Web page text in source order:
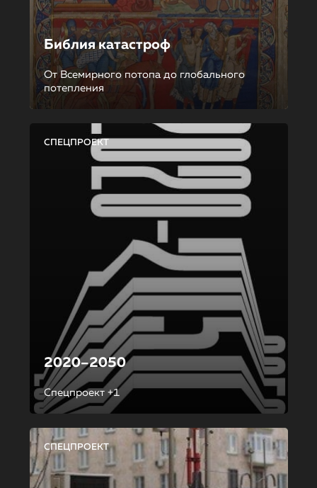
Библия катастроф
От Всемирного потопа до глобального
потепления
СПЕЦПРОЕКТ
2020–2050
Спецпроект +1
СПЕЦПРОЕКТ